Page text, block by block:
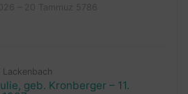
geb. Kronberger – 11.